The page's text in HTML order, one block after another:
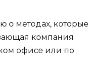
методах, которые
компания
офисе или по